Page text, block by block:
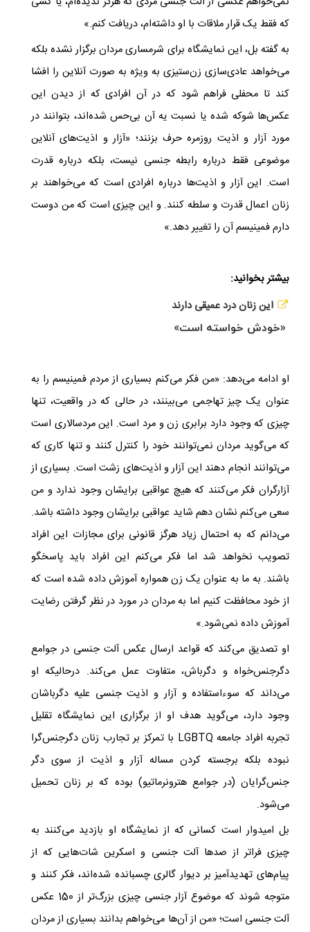
که فقط یک قرار ملاقات با او داشته‌ام، دریافت کنم.»
به گفته بل، این نمایشگاه برای شرمساری مردان برگزار نشده بلکه
می‌خواهد عادی‌سازی زن‌ستیزی به ویژه به صورت آنلاین را افشا
کند تا محفلی فراهم شود که در آن افرادی که از دیدن این
عکس‌ها شوکه شده یا نسبت یه آن بی‌حس شده‌اند، بتوانند در
مورد آزار و اذیت روزمره حرف بزنند؛ «آزار و اذیت‌های آنلاین
موضوعی فقط درباره رابطه جنسی نیست، بلکه درباره قدرت
است. این آزار و اذیت‌ها درباره افرادی است که می‌خواهند بر
زنان اعمال قدرت و سلطه کنند. و این چیزی است که من دوست
دارم فمینیسم آن را تغییر دهد.»
بیشتر بخوانید:
این زنان درد عمیقی دارند
«خودش خواسته است»
او ادامه می‌دهد: «من فکر می‌کنم بسیاری از مردم فمینیسم را به
عنوان یک چیز تهاجمی می‌بینند، در حالی که در واقعیت، تنها
چیزی که وجود دارد برابری زن و مرد است. این مردسالاری است
که می‌گوید مردان نمی‌توانند خود را کنترل کنند و تنها کاری که
می‌توانند انجام دهند این آزار و اذیت‌های زشت است. بسیاری از
آزارگران فکر می‌کنند که هیچ عواقبی برایشان وجود ندارد و من
سعی می‌کنم نشان دهم شاید عواقبی برایشان وجود داشته باشد.
می‌دانم که به احتمال زیاد هرگز قانونی برای مجازات این افراد
تصویب نخواهد شد اما فکر می‌کنم این افراد باید پاسخگو
باشند. به ما به عنوان یک زن همواره آموزش داده شده است که
از خود محافظت کنیم اما به مردان در مورد در نظر گرفتن رضایت
آموزش داده نمی‌شود.»
او تصدیق می‌کند که قواعد ارسال عکس آلت جنسی در جوامع
دگرجنس‌خواه و دگرباش، متفاوت عمل می‌کند. درحالیکه او
می‌داند که سوءاستفاده و آزار و اذیت جنسی علیه دگرباشان
وجود دارد، می‌گوید هدف او از برگزاری این نمایشگاه تقلیل
تجربه افراد جامعه LGBTQ
با تمرکز بر تجارب زنان دگرجنس‌گرا
نبوده بلکه برجسته کردن مساله آزار و اذیت از سوی دگر
جنس‌گرایان (در جوامع هترونرماتیو) بوده که بر زنان تحمیل
می‌شود.
بل امیدوار است کسانی که از نمایشگاه او بازدید می‌کنند به
چیزی فراتر از صدها آلت جنسی و اسکرین شات‌هایی که از
پیام‌های تهدیدآمیز بر دیوار گالری چسبانده شده‌اند، فکر کنند و
متوجه شوند که موضوع آزار جنسی چیزی بزرگ‌تر از 150 عکس
آلت جنسی است؛ «من از آن‌ها می‌خواهم بدانند بسیاری از مردان